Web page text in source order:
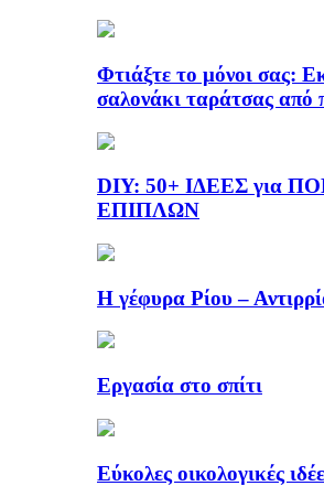
Φτιάξτε το μόνοι σας:
σαλονάκι ταράτσας από
DIY: 50+ ΙΔΕΕΣ για
ΕΠΙΠΛΩΝ
Η γέφυρα Ρίου –
Εργασία στο σπίτι
Εύκολες οικολογικές